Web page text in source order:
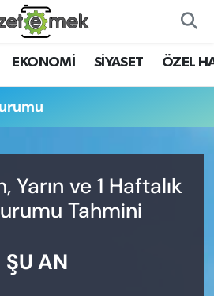
EKONOMİ SİYASET ÖZEL
Yarın ve 1 Haftalık
Tahmini
ŞU AN
EMEK
Durumu ve Fikstür